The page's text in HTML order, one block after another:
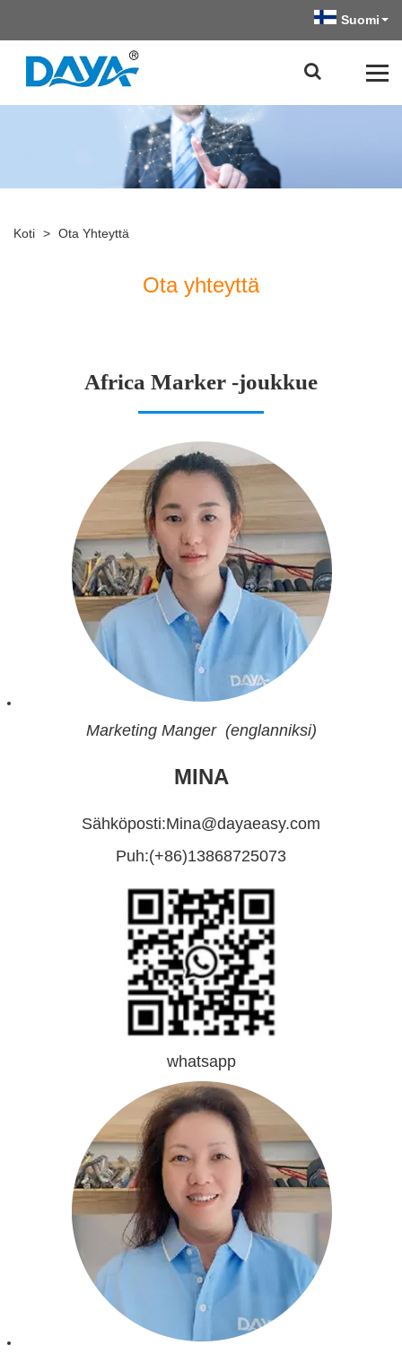
Suomi
Koti > Ota Yhteyttä
Ota yhteyttä
Africa Marker -joukkue
Marketing Manger (englanniksi)
MINA
Sähköposti:Mina@dayaeasy.com
Puh:(+86)13868725073
whatsapp